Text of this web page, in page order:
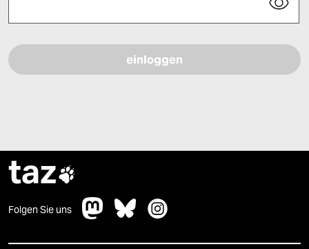
taz
Folgen Sie uns